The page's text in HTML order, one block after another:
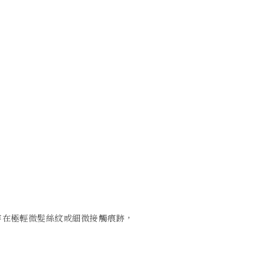
極輕微髮絲紋或細微接觸痕跡，